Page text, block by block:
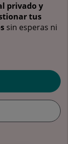
privado y
tus
sin esperas ni